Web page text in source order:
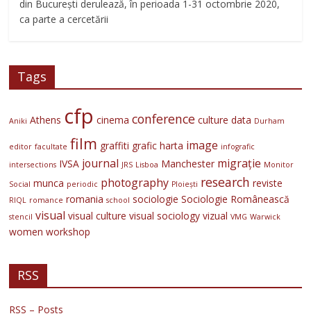
din București derulează, în perioada 1-31 octombrie 2020,
ca parte a cercetării
Tags
Aniki Athens cfp cinema conference culture data Durham
editor facultate film graffiti grafic harta image infografic
intersections IVSA journal JRS Lisboa Manchester migrație Monitor
Social munca periodic photography Ploiești research reviste
RIQL romance romania school sociologie Sociologie Românească
stencil visual visual culture visual sociology vizual VMG Warwick
women workshop
RSS
RSS – Posts